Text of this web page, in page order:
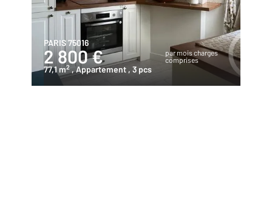
PARIS 75016
2 800 €
par mois charges
comprises
77,1 m2 , Appartement , 3 pcs